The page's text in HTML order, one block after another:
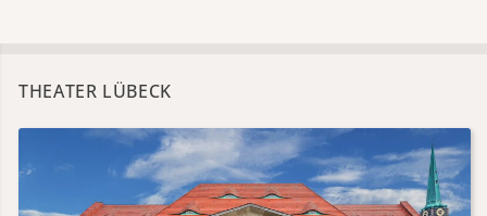
THEATER LÜBECK